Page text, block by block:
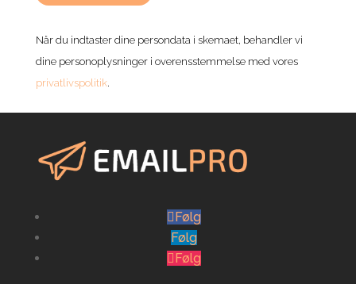
Når du indtaster dine persondata i skemaet, behandler vi
dine personoplysninger i overensstemmelse med vores
privatlivspolitik.
Følg
Følg
Følg